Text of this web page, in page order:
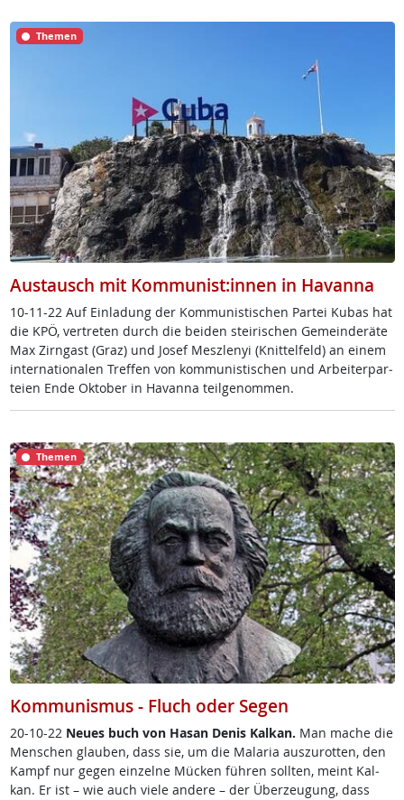
Themen
Austausch mit Kommunist:innen in Havanna
10-11-22 Auf Ein­la­dung der Kom­mu­nis­ti­schen Par­tei Ku­bas hat
die KPÖ, ver­t­re­ten durch die bei­den stei­ri­schen Ge­mein­de­rä­te
Max Zirn­gast (Graz) und Jo­sef Mesz­le­nyi (Knit­tel­feld) an ei­nem
in­ter­na­tio­na­len Tref­fen von kom­mu­nis­ti­schen und Ar­bei­ter­par­
tei­en En­de Ok­tober in Ha­v­an­na teil­ge­nom­men.
Themen
Kommunismus - Fluch oder Segen
20-10-22 Neu­es buch von Ha­san De­nis Kal­kan. Man ma­che die
Men­schen glau­ben, dass sie, um die Mala­ria aus­zu­rot­ten, den
Kampf nur ge­gen ein­zel­ne Mü­cken füh­ren soll­ten, meint Kal­
kan. Er ist – wie auch vie­le an­de­re – der Über­zeu­gung, dass